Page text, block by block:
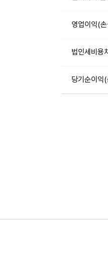
영업이익(
법인세비용
당기순이익